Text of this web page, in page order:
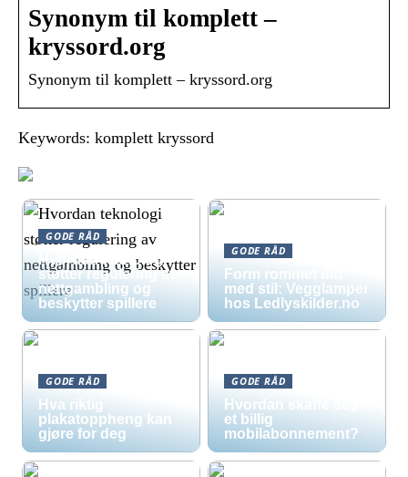
Synonym til komplett –
kryssord.org
Synonym til komplett – kryssord.org
Keywords: komplett kryssord
GODE RÅD
Hvordan teknologi
støtter regulering av
nettgambling og
beskytter spillere
GODE RÅD
Form rommet ditt
med stil: Vegglamper
hos Ledlyskilder.no
GODE RÅD
Hva riktig
plakatoppheng kan
gjøre for deg
GODE RÅD
Hvordan skaffe seg
et billig
mobilabonnement?